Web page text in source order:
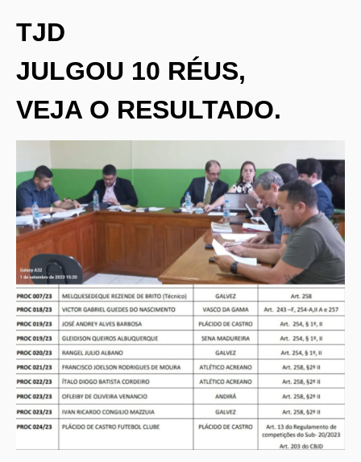
TJD
JULGOU 10 RÉUS,
VEJA O RESULTADO.